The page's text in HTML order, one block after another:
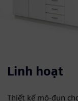
Linh hoạt
Thiết kế mô-đun